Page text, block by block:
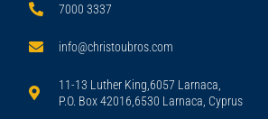
7000 3337
info@christoubros.com
11-13 Luther King,6057 Larnaca,
P.O. Box 42016,6530 Larnaca, Cyprus